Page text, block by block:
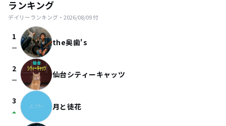
ランキング
デイリーランキング・ 2026/08/09付
1
check_indeterminate_small the奥歯's
2
check_indeterminate_small 仙台シティーキャッツ
3
arrow_drop_up 月と徒花